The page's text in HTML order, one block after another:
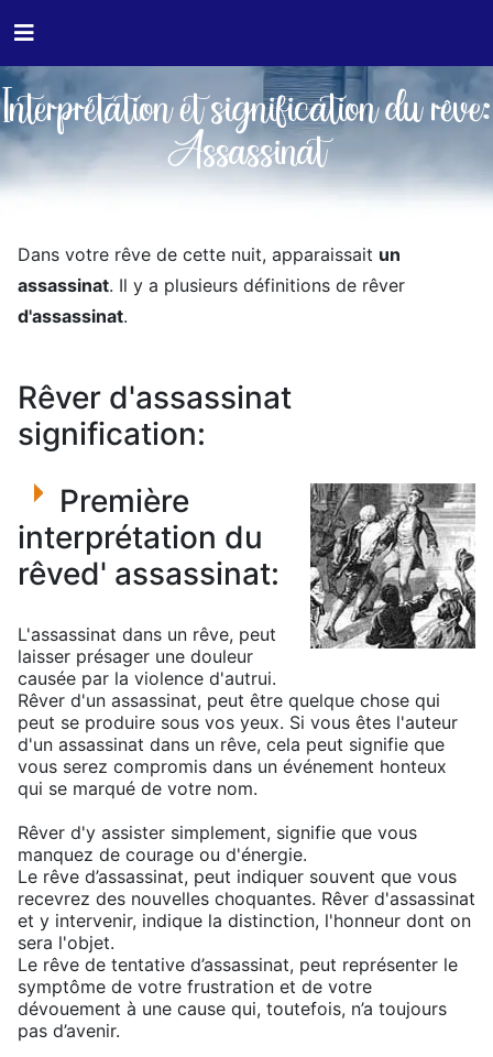
Interprétation et signification du rêve:
Assassinat
Dans votre rêve de cette nuit, apparaissait un
assassinat. Il y a plusieurs définitions de rêver
d'assassinat.
Rêver d'assassinat
signification:
Première
interprétation du
rêved' assassinat:
L'assassinat dans un rêve, peut
laisser présager une douleur
causée par la violence d'autrui.
Rêver d'un assassinat, peut être quelque chose qui
peut se produire sous vos yeux. Si vous êtes l'auteur
d'un assassinat dans un rêve, cela peut signifie que
vous serez compromis dans un événement honteux
qui se marqué de votre nom.
Rêver d'y assister simplement, signifie que vous
manquez de courage ou d'énergie.
Le rêve d’assassinat, peut indiquer souvent que vous
recevrez des nouvelles choquantes. Rêver d'assassinat
et y intervenir, indique la distinction, l'honneur dont on
sera l'objet.
Le rêve de tentative d’assassinat, peut représenter le
symptôme de votre frustration et de votre
dévouement à une cause qui, toutefois, n’a toujours
pas d’avenir.